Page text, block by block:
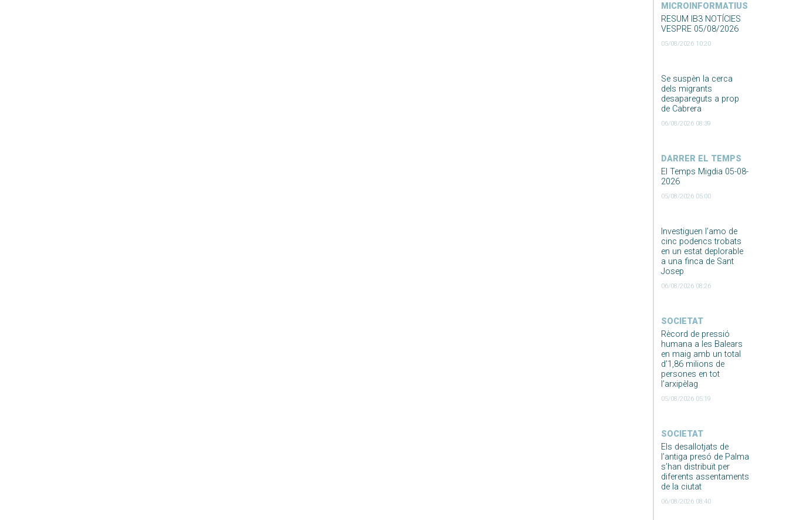
MICROINFORMATIUS
RESUM IB3 NOTÍCIES
VESPRE 05/08/2026
05/08/2026 10:20
Se suspèn la cerca
dels migrants
desapareguts a prop
de Cabrera
06/08/2026 08:39
DARRER EL TEMPS
El Temps Migdia 05-08-
2026
05/08/2026 05:00
Investiguen l’amo de
cinc podencs trobats
en un estat deplorable
a una finca de Sant
Josep
06/08/2026 08:26
SOCIETAT
Rècord de pressió
humana a les Balears
en maig amb un total
d’1,86 milions de
persones en tot
l’arxipèlag
05/08/2026 05:19
SOCIETAT
Els desallotjats de
l’antiga presó de Palma
s’han distribuït per
diferents assentaments
de la ciutat
06/08/2026 08:40